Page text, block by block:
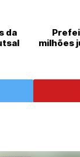
da
milhões